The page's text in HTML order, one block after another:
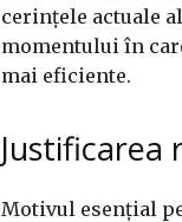
cerințele actuale
momentului în
mai eficiente.
Justificarea
Motivul esențial